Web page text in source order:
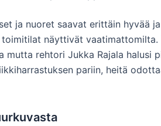
ja nuoret saavat erittäin hyvää
näyttivät vaatimattomilta.
mutta rehtori Jukka Rajala halusi
pariin, heitä